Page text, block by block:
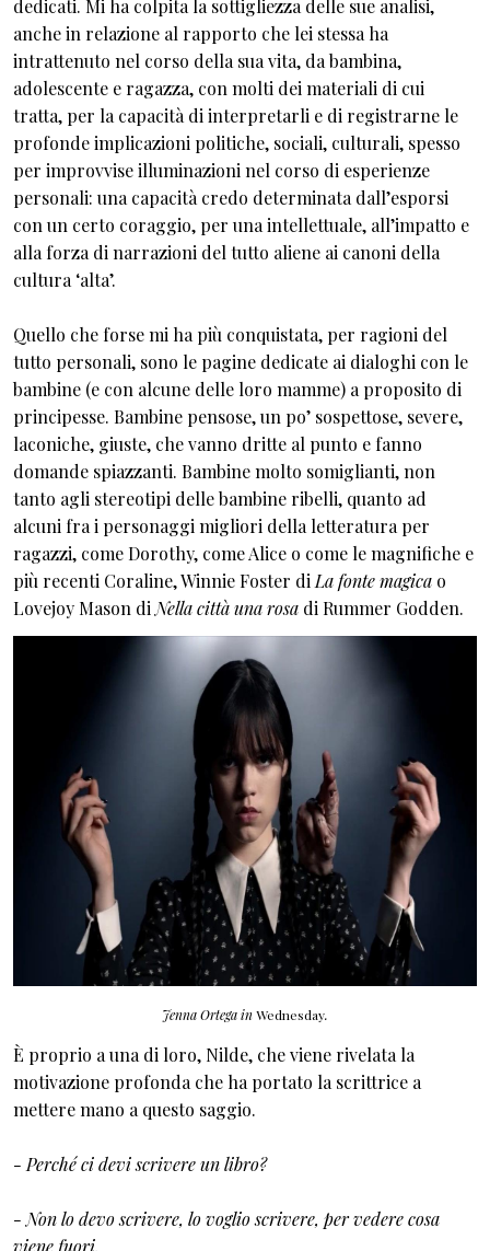
dedicati. Mi ha colpita la sottigliezza delle sue analisi,
anche in relazione al rapporto che lei stessa ha
intrattenuto nel corso della sua vita, da bambina,
adolescente e ragazza, con molti dei materiali di cui
tratta, per la capacità di interpretarli e di registrarne le
profonde implicazioni politiche, sociali, culturali, spesso
per improvvise illuminazioni nel corso di esperienze
personali: una capacità credo determinata dall’esporsi
con un certo coraggio, per una intellettuale, all’impatto e
alla forza di narrazioni del tutto aliene ai canoni della
cultura ‘alta’.
Quello che forse mi ha più conquistata, per ragioni del
tutto personali, sono le pagine dedicate ai dialoghi con le
bambine (e con alcune delle loro mamme) a proposito di
principesse. Bambine pensose, un po’ sospettose, severe,
laconiche, giuste, che vanno dritte al punto e fanno
domande spiazzanti. Bambine molto somiglianti, non
tanto agli stereotipi delle bambine ribelli, quanto ad
alcuni fra i personaggi migliori della letteratura per
ragazzi, come Dorothy, come Alice o come le magnifiche e
più recenti Coraline, Winnie Foster di La fonte magica o
Lovejoy Mason di Nella città una rosa di Rummer Godden.
Jenna Ortega inWednesday.
È proprio a una di loro, Nilde, che viene rivelata la
motivazione profonda che ha portato la scrittrice a
mettere mano a questo saggio.
- Perché ci devi scrivere un libro?
- Non lo devo scrivere, lo voglio scrivere, per vedere cosa
viene fuori.